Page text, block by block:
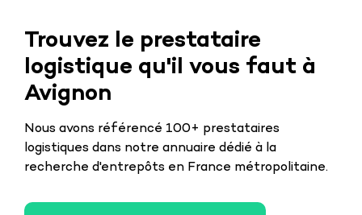
Trouvez le prestataire
logistique qu'il vous faut à
Avignon
Nous avons référencé 100+ prestataires
logistiques dans notre annuaire dédié à la
recherche d'entrepôts en France métropolitaine.